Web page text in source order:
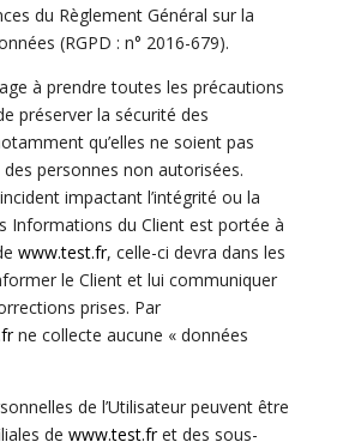
du Règlement Général sur la
(RGPD : n° 2016-679).
à prendre toutes les précautions
préserver la sécurité des
qu’elles ne soient pas
personnes non autorisées.
impactant l’intégrité ou la
Informations du Client est portée à
www.test.fr, celle-ci devra dans les
le Client et lui communiquer
prises. Par
ne collecte aucune « données
de l’Utilisateur peuvent être
de www.test.fret des sous-